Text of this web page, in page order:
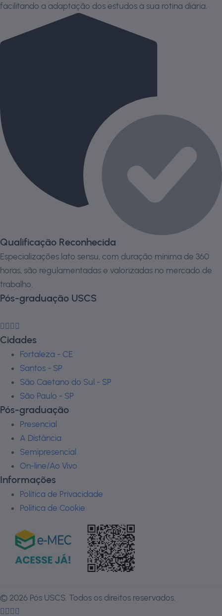
facilitando a adaptação dos estudos à sua rotina diária.
Qualificação Reconhecida
Especializações lato sensu, com duração mínima de 360
horas, são regulamentadas e valorizadas no mercado de
trabalho.
Pós-graduação USCS
Cidades
Fortaleza - CE
Santos - SP
São Caetano do Sul - SP
São Paulo - SP
Pós-graduação
Presencial
A Distância
Semipresencial
On-line/Ao Vivo
Informações
Política de Privacidade
Política de Cookie
© 2026 Pós USCS. Todos os direitos reservados.